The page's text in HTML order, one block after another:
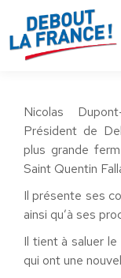
Nicolas
Président de
plus grande
Saint Quentin
Il présente ses
ainsi qu’à ses
Il tient à saluer
qui ont une
Panneau de gestion